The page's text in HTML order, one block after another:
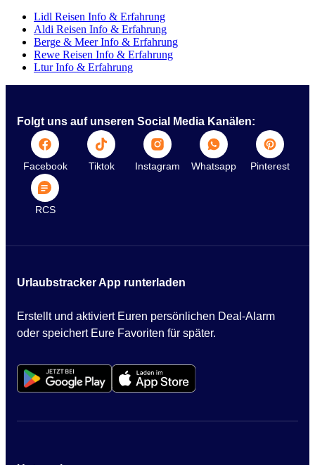
Lidl Reisen Info & Erfahrung
Aldi Reisen Info & Erfahrung
Berge & Meer Info & Erfahrung
Rewe Reisen Info & Erfahrung
Ltur Info & Erfahrung